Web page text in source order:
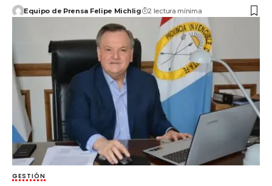
Equipo de Prensa Felipe Michlig 2 lectura mínima
GESTIÓN